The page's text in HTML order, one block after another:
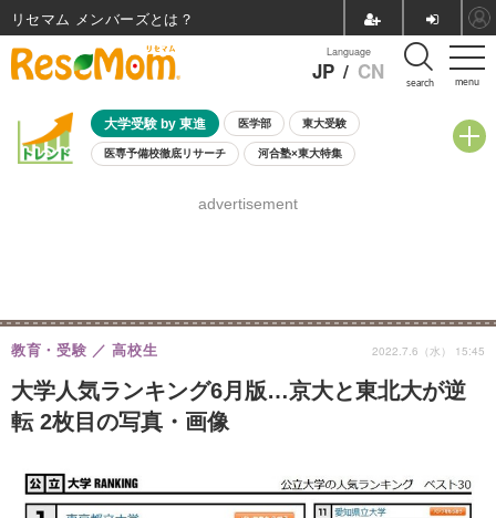
menu
Language
JP / CN search
大学受験 by 東進 医学部 東大受験
医専予備校徹底リサーチ 河合塾×東大特集
8月開催学校説明会・相談会
advertisement
大学人気ランキング6月版…京大と東北大が逆
転 2枚目の写真・画像
教育・受験 高校生 2022.7.6（水） 15:45
リセマム メンバーズ